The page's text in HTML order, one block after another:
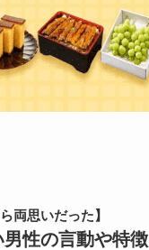
両思いだった】
性の言動や特徴